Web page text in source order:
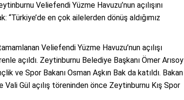
Veliefendi Yüzme Havuzu’nun açılışını
“Türkiye’de en çok ailelerden dönüş aldığımız
Veliefendi Yüzme Havuzu’nun açılışı
açıldı. Zeytinburnu Belediye Başkanı Ömer Arısoy
ve Spor Bakanı Osman Aşkın Bak da katıldı. Bakan
Gül açılış töreninden önce Zeytinburnu Kış Spor